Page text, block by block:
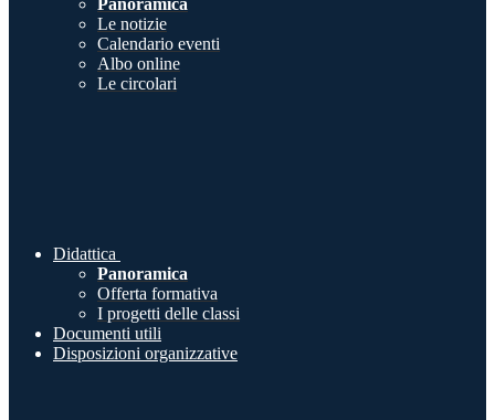
Panoramica
Le notizie
Calendario eventi
Albo online
Le circolari
Didattica
Panoramica
Offerta formativa
I progetti delle classi
Documenti utili
Disposizioni organizzative